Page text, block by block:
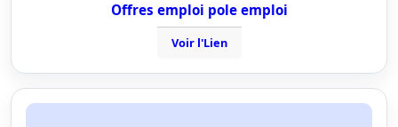
Offres emploi pole emploi
Voir l'Lien